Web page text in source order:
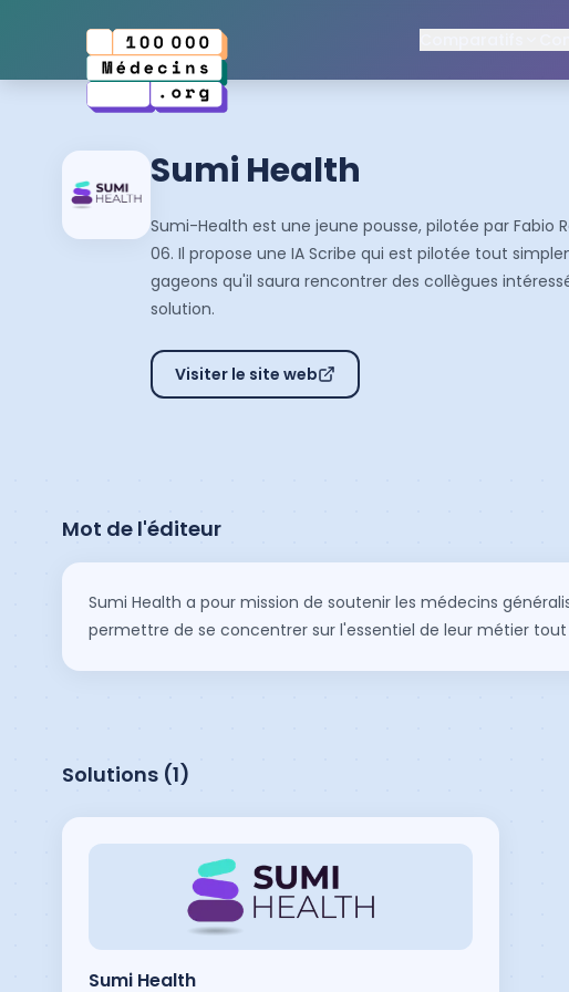
Sumi Health
Sumi-Health est une jeune pousse, pilotée par Fabio
06. Il propose une IA Scribe qui est pilotée tout
gageons qu'il saura rencontrer des collègues
solution.
Visiter le site web
Mot de l'éditeur
Sumi Health a pour mission de soutenir les médecins
permettre de se concentrer sur l'essentiel de leur métier
Solutions (1)
Sumi Health